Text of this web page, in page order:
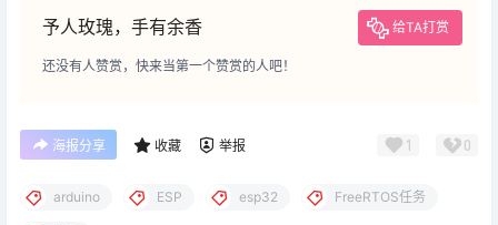
予人玫瑰，手有余香 给TA打赏
还没有人赞赏，快来当第一个赞赏的人吧！
海报分享 收藏 举报 1 0
arduino ESP esp32 FreeRTOS任务